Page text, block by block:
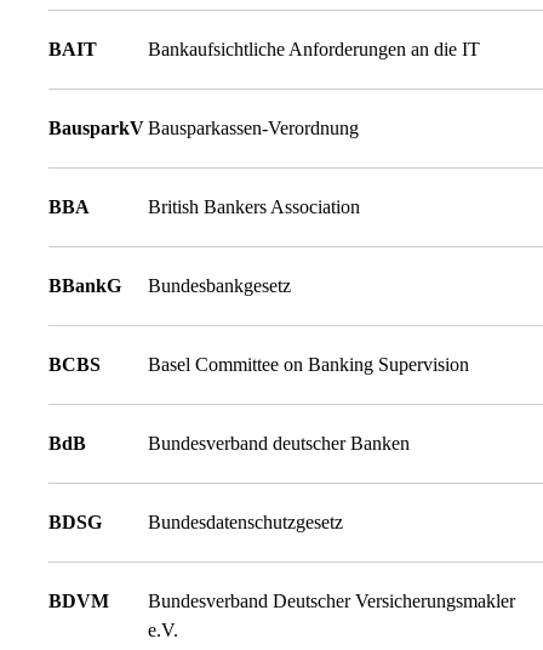
BAIT Bankaufsichtliche Anforderungen an die IT
BausparkVBausparkassen-Verordnung
BBA British Bankers Association
BBankG Bundesbankgesetz
BCBS Basel Committee on Banking Supervision
BdB Bundesverband deutscher Banken
BDSG Bundesdatenschutzgesetz
BDVM
Bundesverband Deutscher Versicherungsmakler
e.V.